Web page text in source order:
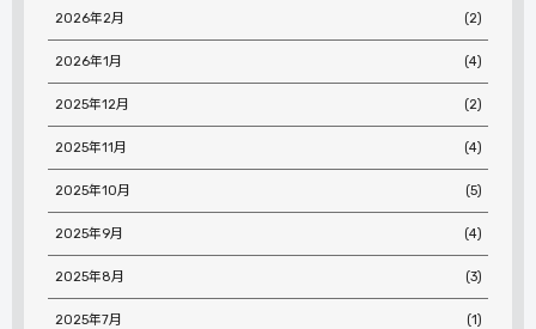
2026年2月 (2)
2026年1月 (4)
2025年12月 (2)
2025年11月 (4)
2025年10月 (5)
2025年9月 (4)
2025年8月 (3)
2025年7月 (1)